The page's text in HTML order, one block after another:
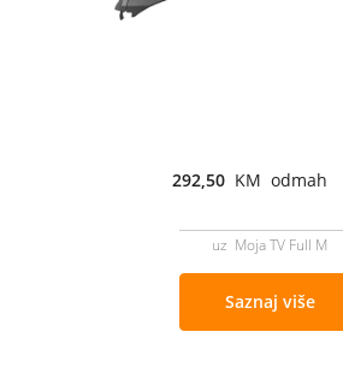
292,50 KM odmah
uz Moja TV Full M
Saznaj više